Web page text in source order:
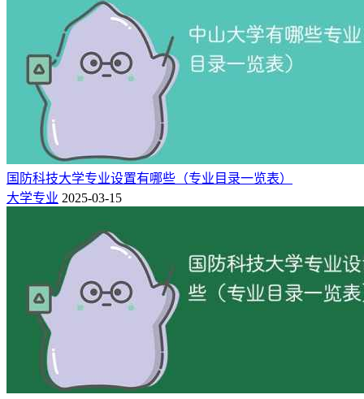
沈阳理工大学最好的专业排名（王牌优势专业）
沈阳理工大学排名(2022-2025全国最新排名)
沈阳理工大学是一本还是二本【几本大学】
沈阳理工大学录取分数线2023是多少分「在各省录取最低分」
国防科技大学专业设置有哪些（专业目录一览表）
大学专业 2025-03-15